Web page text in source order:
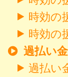
時効の
時効の
過払い金
過払い